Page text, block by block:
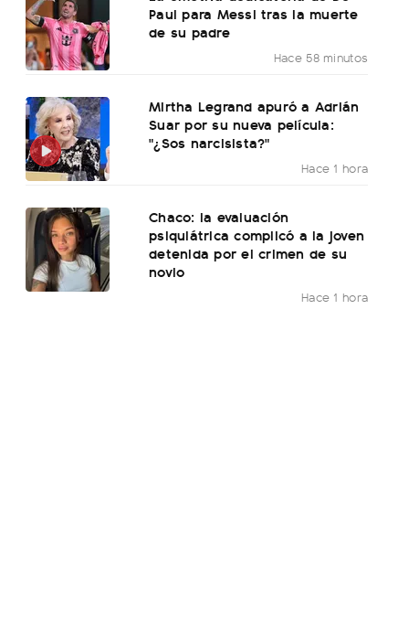
Paul para Messi tras la muerte
de su padre
Hace 58 minutos
Mirtha Legrand apuró a Adrián
Suar por su nueva película:
"¿Sos narcisista?"
Hace 1 hora
Chaco: la evaluación
psiquiátrica complicó a la joven
detenida por el crimen de su
novio
Hace 1 hora